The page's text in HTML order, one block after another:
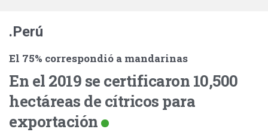
.Perú
El 75% correspondió a mandarinas
En el 2019 se certificaron 10,500
hectáreas de cítricos para
exportación